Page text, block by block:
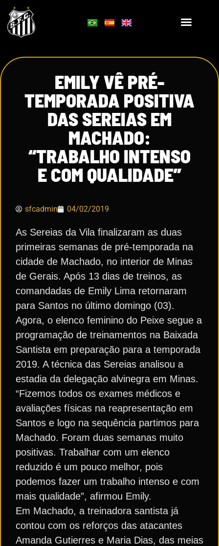
EMILY VÊ PRÉ-
TEMPORADA POSITIVA
DAS SEREIAS EM
MACHADO:
“TRABALHO INTENSO
E COM QUALIDADE”
sfcadmin 04/02/2019
As Sereias da Vila finalizaram as duas
primeiras semanas de pré-temporada na
cidade de Machado, no interior de Minas
de Gerais. Após 13 dias de treinos, as
comandadas de Emily Lima retornaram
para Santos no último domingo (03).
Agora, o elenco feminino do Peixe segue a
programação de treinamentos na Baixada
Santista em preparação para a temporada
2019. A técnica das Sereias analisou a
estadia da delegação alvinegra em Minas.
“Fizemos todos os exames médicos e
avaliações físicas na reapresentação em
Santos e logo na sequência partimos para
Machado. Foram duas semanas muito
positivas. Trabalhar com um elenco
reduzido é um pouco melhor, pois
podemos fazer um trabalho intenso e com
mais qualidade”, afirmou Emily.
Em Machado, a treinadora santista já
contou com os reforços das atacantes
Amanda Gutierres e Maria Dias, das meias